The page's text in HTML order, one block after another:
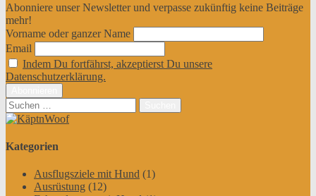
Abonniere unser Newsletter und verpasse zukünftig keine Beiträge
mehr!
Vorname oder ganzer Name
Email
Indem Du fortfährst, akzeptierst Du unsere
Datenschutzerklärung.
Suchen
nach:
Kategorien
Ausflugsziele mit Hund (1)
Ausrüstung (12)